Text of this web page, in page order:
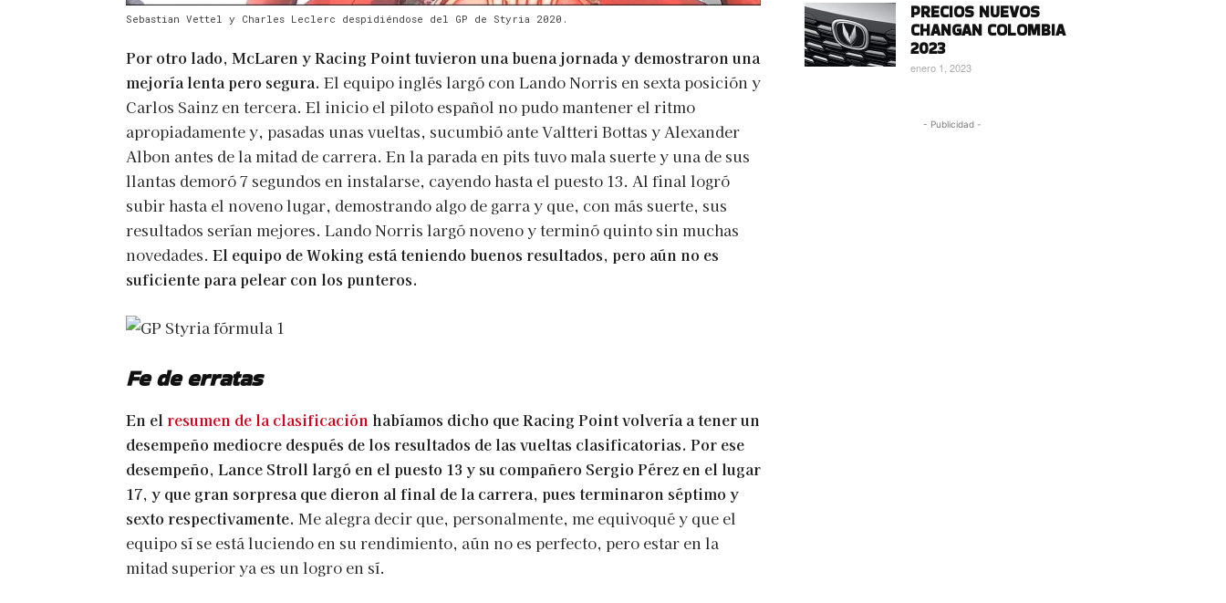
Sebastian Vettel y Charles Leclerc despidiéndose del GP de Styria 2020.
Por otro lado, McLaren y Racing Point tuvieron una buena jornada y demostraron una
mejoría lenta pero segura. El equipo inglés largó con Lando Norris en sexta posición y
Carlos Sainz en tercera. El inicio el piloto español no pudo mantener el ritmo
apropiadamente y, pasadas unas vueltas, sucumbió ante Valtteri Bottas y Alexander
Albon antes de la mitad de carrera. En la parada en pits tuvo mala suerte y una de sus
llantas demoró 7 segundos en instalarse, cayendo hasta el puesto 13. Al final logró
subir hasta el noveno lugar, demostrando algo de garra y que, con más suerte, sus
resultados serían mejores. Lando Norris largó noveno y terminó quinto sin muchas
novedades. El equipo de Woking está teniendo buenos resultados, pero aún no es
suficiente para pelear con los punteros.
Fe de erratas
En el resumen de la clasificación habíamos dicho que Racing Point volvería a tener un
desempeño mediocre después de los resultados de las vueltas clasificatorias. Por ese
desempeño, Lance Stroll largó en el puesto 13 y su compañero Sergio Pérez en el lugar
17, y que gran sorpresa que dieron al final de la carrera, pues terminaron séptimo y
sexto respectivamente. Me alegra decir que, personalmente, me equivoqué y que el
equipo sí se está luciendo en su rendimiento, aún no es perfecto, pero estar en la
mitad superior ya es un logro en sí.
PRECIOS NUEVOS
CHANGAN COLOMBIA
2023
enero 1, 2023
- Publicidad -